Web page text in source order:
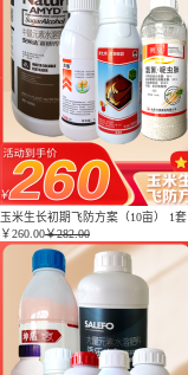
玉米生长初期飞防方案（10亩） 1套
￥260.00￥282.00